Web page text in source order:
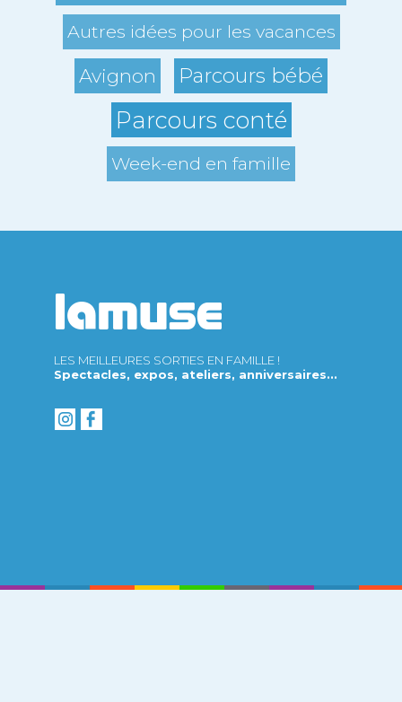
Autres idées pour les vacances
Avignon Parcours bébé
Parcours conté
Week-end en famille
LES MEILLEURES SORTIES EN FAMILLE !
Spectacles, expos, ateliers, anniversaires...